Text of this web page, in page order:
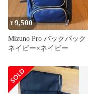
¥9,500
Mizuno Pro バックパック
ネイビー×ネイビー